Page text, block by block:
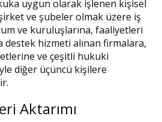
uygun olarak işlenen kişisel
ve şubeler olmak üzere iş
ve kuruluşlarına, faaliyetleri
destek hizmeti alınan firmalara,
ve çeşitli hukuki
diğer üçüncü kişilere
Aktarımı